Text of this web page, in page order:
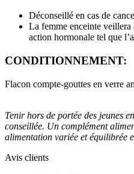
Déconseillé en cas de
La femme enceinte veillera
action hormonale tel que
CONDITIONNEMENT:
Flacon compte-gouttes en verre
Tenir hors de portée des jeunes
conseillée. Un complément
alimentation variée et équilibrée
Avis clients